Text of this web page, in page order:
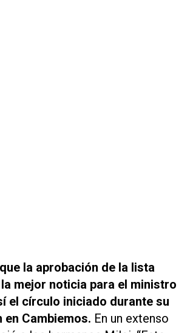
la aprobación de la lista
mejor noticia para el ministro
el círculo iniciado durante su
Cambiemos. En un extenso